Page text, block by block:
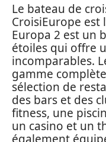
Le bateau de
CroisiEurope est
Europa 2 est un
étoiles qui offre
incomparables.
gamme
sélection de
des bars et des
fitness, une
un casino et un